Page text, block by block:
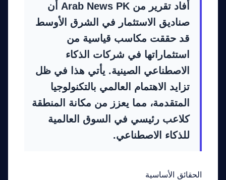
أفاد تقرير من Arab News PK أن
صناديق الاستثمار في الشرق الأوسط
قد حققت مكاسب قياسية من
استثماراتها في شركات الذكاء
الاصطناعي الصينية. يأتي هذا في ظل
تزايد الاهتمام العالمي بالتكنولوجيا
المتقدمة، مما يعزز من مكانة المنطقة
كلاعب رئيسي في السوق العالمية
للذكاء الاصطناعي.
الحقائق الأساسية